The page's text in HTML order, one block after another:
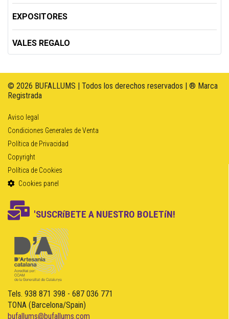
EXPOSITORES
VALES REGALO
© 2026 BUFALLUMS | Todos los derechos reservados | ® Marca
Registrada
Aviso legal
Condiciones Generales de Venta
Política de Privacidad
Copyright
Política de Cookies
Cookies panel
'SUSCRíBETE A NUESTRO BOLETíN!
Tels. 938 871 398 - 687 036 771
TONA (Barcelona/Spain)
bufallums@bufallums.com